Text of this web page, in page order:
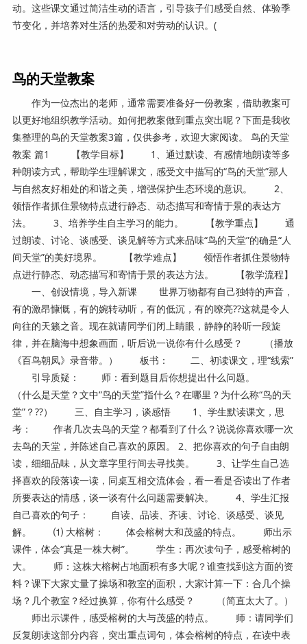
动。这些课文通过简洁生动的语言，引导孩子们感受自然、体验季
节变化，并培养对生活的热爱和对劳动的认识。(
鸟的天堂教案
作为一位杰出的老师，通常需要准备好一份教案，借助教案可
以更好地组织教学活动。如何把教案做到重点突出呢？下面是我收
集整理的鸟的天堂教案3篇，仅供参考，欢迎大家阅读。 鸟的天堂
教案 篇1 【教学目标】 1、通过默读、有感情地朗读等多
种朗读方式，帮助学生理解课文，感受文中描写的“鸟的天堂”那人
与自然友好相处的和谐之美，增强保护生态环境的意识。 2、
领悟作者抓住景物特点进行静态、动态描写和寄情于景的表达方
法。 3、培养学生自主学习的能力。 【教学重点】 通
过朗读、讨论、谈感受、谈见解等方式来品味“鸟的天堂”的确是“人
间天堂”的美好境界。 【教学难点】 领悟作者抓住景物特
点进行静态、动态描写和寄情于景的表达方法。 【教学流程】
一、创设情境，导入新课 世界万物都有自己独特的声音，
有的激昂慷慨，有的婉转动听，有的低沉，有的嘹亮??这就是令人
向往的天籁之音。现在就请同学们闭上睛眼，静静的聆听一段旋
律，并在脑海中想象画面，听后说一说你有什么感受？ （播放
《百鸟朝凤》录音带。） 板书： 二、初读课文，理“线索”
引导质疑： 师：看到题目后你想提出什么问题。
（什么是天堂？文中“鸟的天堂”指什么？在哪里？为什么称“鸟的天
堂”？??） 三、自主学习，谈感悟 1、学生默读课文，思
考： 作者几次去鸟的天堂？都看到了什么？说说你喜欢哪一次
去鸟的天堂，并陈述自己喜欢的原因。 2、把你喜欢的句子自由朗
读，细细品味，从文章字里行间去寻找美。 3、让学生自己选
择喜欢的段落读一读，同桌互相交流体会，看一看是否读出了作者
所要表达的情感，谈一谈有什么问题需要解决。 4、学生汇报
自己喜欢的句子： 自读、品读、齐读、讨论、谈感受、谈见
解。 ⑴ 大榕树： 体会榕树大和茂盛的特点。 师出示
课件，体会“真是一株大树”。 学生：再次读句子，感受榕树的
大。 师：这株大榕树占地面积有多大呢？谁查找到这方面的资
料？课下大家丈量了操场和教室的面积，大家计算一下：合几个操
场？几个教室？经过换算，你有什么感受？ （简直太大了。）
师出示课件，感受榕树的大与茂盛的特点。 师：请同学们
反复朗读这部分内容，突出重点词句，体会榕树的特点，在读中表